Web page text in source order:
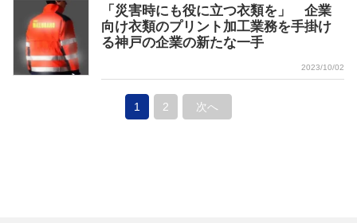
「災害時にも役に立つ衣類を」 企業
向け衣類のプリント加工業務を手掛け
る神戸の企業の新たな一手
2023/10/02
1 2 次へ